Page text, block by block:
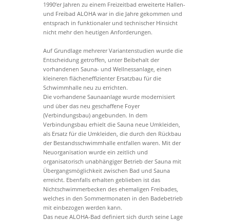
1990‘er Jahren zu einem Freizeitbad erweiterte Hallen-
und Freibad ALOHA war in die Jahre gekommen und
entsprach in funktionaler und technischer Hinsicht
nicht mehr den heutigen Anforderungen.
Auf Grundlage mehrerer Variantenstudien wurde die
Entscheidung getroffen, unter Beibehalt der
vorhandenen Sauna- und Wellnessanlage, einen
kleineren flächeneffizienter Ersatzbau für die
Schwimmhalle neu zu errichten.
Die vorhandene Saunaanlage wurde modernisiert
und über das neu geschaffene Foyer
(Verbindungsbau) angebunden. In dem
Verbindungsbau erhielt die Sauna neue Umkleiden,
als Ersatz für die Umkleiden, die durch den Rückbau
der Bestandsschwimmhalle entfallen waren. Mit der
Neuorganisation wurde ein zeitlich und
organisatorisch unabhängiger Betrieb der Sauna mit
Übergangsmöglichkeit zwischen Bad und Sauna
erreicht. Ebenfalls erhalten geblieben ist das
Nichtschwimmerbecken des ehemaligen Freibades,
welches in den Sommermonaten in den Badebetrieb
mit einbezogen werden kann.
Das neue ALOHA-Bad definiert sich durch seine Lage